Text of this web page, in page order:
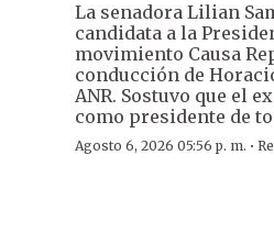
La senadora Lilian
candidata a la
movimiento Causa
conducción de
ANR. Sostuvo que el
como presidente de
Agosto 6, 2026 05:56 p. m. ·